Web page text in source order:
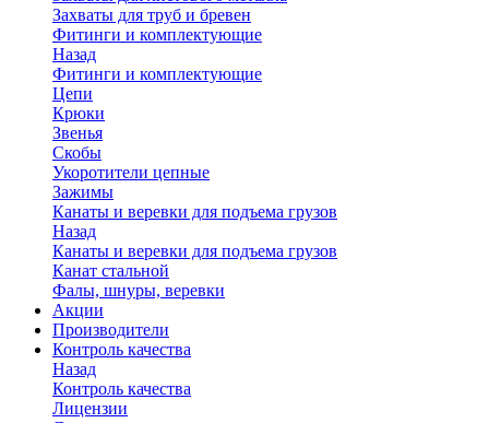
Захваты для труб и бревен
Фитинги и комплектующие
Назад
Фитинги и комплектующие
Цепи
Крюки
Звенья
Скобы
Укоротители цепные
Зажимы
Канаты и веревки для подъема грузов
Назад
Канаты и веревки для подъема грузов
Канат стальной
Фалы, шнуры, веревки
Акции
Производители
Контроль качества
Назад
Контроль качества
Лицензии